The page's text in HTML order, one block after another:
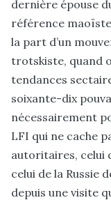
dernière épouse
référence
la part d’un
trotskiste, quand
tendances
soixante-dix
nécessairement
LFI qui ne cache
autoritaires, celui
celui de la Russie
depuis une visite